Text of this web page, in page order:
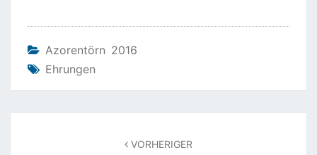
Azorentörn 2016
Ehrungen
VORHERIGER